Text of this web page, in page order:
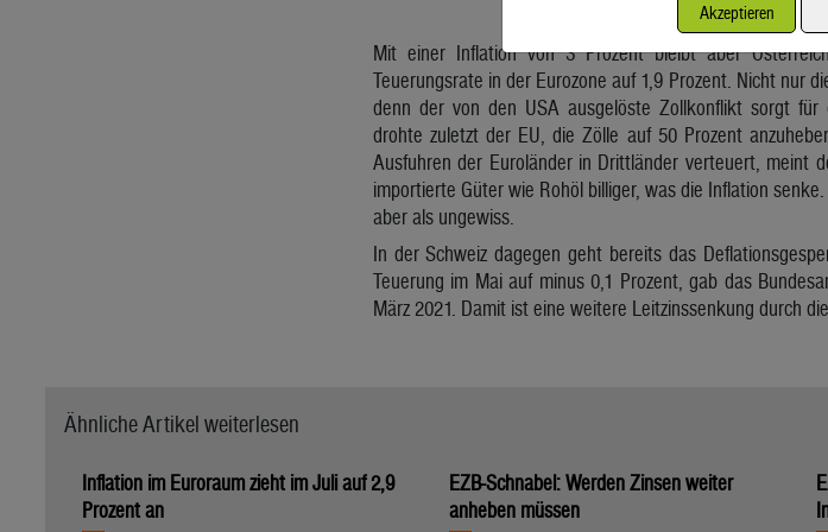
Mit einer Inflation von 3 Prozent bleibt aber
Teuerungsrate in der Eurozone auf 1,9 Prozent. Nicht nur
denn der von den USA ausgelöste Zollkonflikt sorgt für
drohte zuletzt der EU, die Zölle auf 50 Prozent
Ausfuhren der Euroländer in Drittländer verteuert, meint
importierte Güter wie Rohöl billiger, was die Inflation
aber als ungewiss.
In der Schweiz dagegen geht bereits das
Teuerung im Mai auf minus 0,1 Prozent, gab das
März 2021. Damit ist eine weitere Leitzinssenkung durch
Ähnliche Artikel weiterlesen
Inflation im Euroraum zieht im Juli auf 2,9
Prozent an
EZB-Schnabel: Werden Zinsen weiter
anheben müssen
Akzeptieren